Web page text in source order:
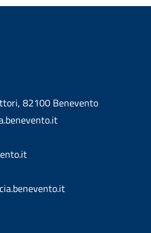
82100 Benevento